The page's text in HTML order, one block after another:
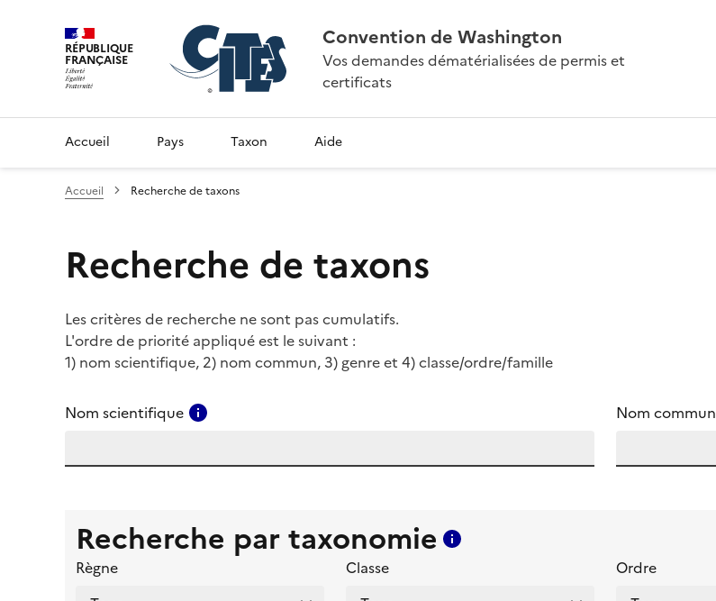
RÉPUBLIQUE
FRANÇAISE
Convention de Washington
Vos demandes dématérialisées de permis et
certificats
Accueil Pays Taxon Aide
Accueil Recherche de taxons
Recherche de taxons
Les critères de recherche ne sont pas cumulatifs.
L'ordre de priorité appliqué est le suivant :
1) nom scientifique, 2) nom commun, 3) genre et 4) classe/ordre/famille
Nom scientifique Nom commun
Recherche par taxonomie
Règne
Classe Ordre